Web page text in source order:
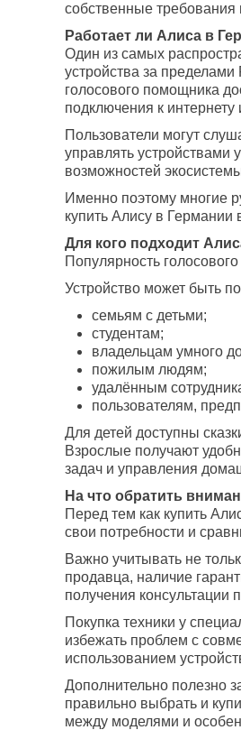
собственные требования
Работает ли Алиса в
Один из самых
устройства за
голосового помощника
подключения к интернету
Пользователи могут
управлять устройствами
возможностей
Именно поэтому многие
купить Алису в
Для кого подходит
Популярность
Устройство может быть
семьям с детьми;
студентам;
владельцам умного
пожилым людям;
удалённым
пользователям,
Для детей доступны
Взрослые получают
задач и управления
На что обратить
Перед тем как купить
свои потребности и
Важно учитывать не
продавца, наличие
получения консультации
Покупка техники у
избежать проблем с
использованием
Дополнительно полезно
правильно выбрать и
между моделями и